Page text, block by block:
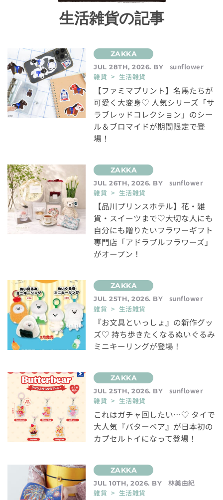
生活雑貨の記事
JUL 28TH, 2026. BY
sunflower
雑貨 > 生活雑貨
【ファミマプリント】名馬たちが
可愛く大変身♡ 人気シリーズ「サ
ラブレッドコレクション」のシー
ル＆ブロマイドが期間限定で登
場！
JUL 26TH, 2026. BY
sunflower
雑貨 > 生活雑貨
【品川プリンスホテル】花・雑
貨・スイーツまで♡大切な人にも
自分にも贈りたいフラワーギフト
専門店「アドラブルフラワーズ」
がオープン！
JUL 25TH, 2026. BY
sunflower
雑貨 > 生活雑貨
『お文具といっしょ』の新作グッ
ズ♡ 持ち歩きたくなるぬいぐるみ
ミニキーリングが登場！
JUL 25TH, 2026. BY
sunflower
雑貨 > 生活雑貨
これはガチャ回したい…♡ タイで
大人気『バターベア』が日本初の
カプセルトイになって登場！
JUL 10TH, 2026. BY
林美由紀
雑貨 > 生活雑貨